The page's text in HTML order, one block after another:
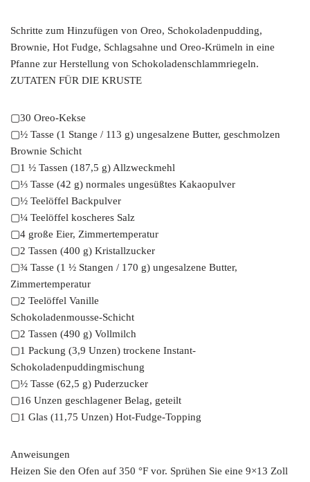
Schritte zum Hinzufügen von Oreo, Schokoladenpudding,
Brownie, Hot Fudge, Schlagsahne und Oreo-Krümeln in eine
Pfanne zur Herstellung von Schokoladenschlammriegeln.
ZUTATEN FÜR DIE KRUSTE
▢30 Oreo-Kekse
▢½ Tasse (1 Stange / 113 g) ungesalzene Butter, geschmolzen
Brownie Schicht
▢1 ½ Tassen (187,5 g) Allzweckmehl
▢⅓ Tasse (42 g) normales ungesüßtes Kakaopulver
▢½ Teelöffel Backpulver
▢¼ Teelöffel koscheres Salz
▢4 große Eier, Zimmertemperatur
▢2 Tassen (400 g) Kristallzucker
▢¾ Tasse (1 ½ Stangen / 170 g) ungesalzene Butter,
Zimmertemperatur
▢2 Teelöffel Vanille
Schokoladenmousse-Schicht
▢2 Tassen (490 g) Vollmilch
▢1 Packung (3,9 Unzen) trockene Instant-
Schokoladenpuddingmischung
▢½ Tasse (62,5 g) Puderzucker
▢16 Unzen geschlagener Belag, geteilt
▢1 Glas (11,75 Unzen) Hot-Fudge-Topping
Anweisungen
Heizen Sie den Ofen auf 350 °F vor. Sprühen Sie eine 9×13 Zoll